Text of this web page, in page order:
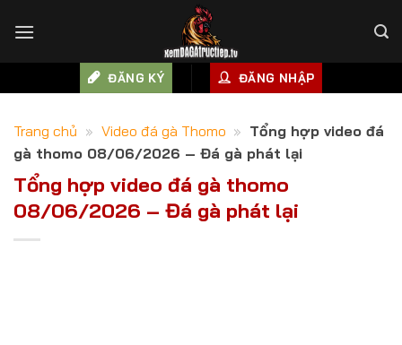
ĐĂNG KÝ ĐĂNG NHẬP
Trang chủ » Video đá gà Thomo » Tổng hợp video đá
gà thomo 08/06/2026 – Đá gà phát lại
Tổng hợp video đá gà thomo
08/06/2026 – Đá gà phát lại